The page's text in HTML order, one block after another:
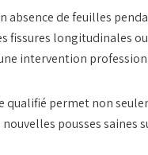
absence de feuilles
fissures longitudinales
intervention
qualifié permet non
pousses saines